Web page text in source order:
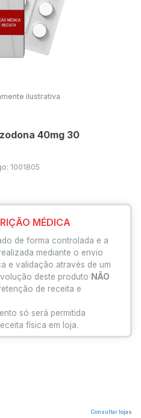
ilustrativa
40mg 30
1001805
MÉDICA
de forma controlada e a
mediante o envio
e validação através de um
deste produto NÃO
de receita e
só será permitida
física em loja.
Consultar lojas